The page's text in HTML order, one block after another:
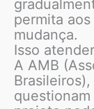
permita
mudança.
Isso
A AMB